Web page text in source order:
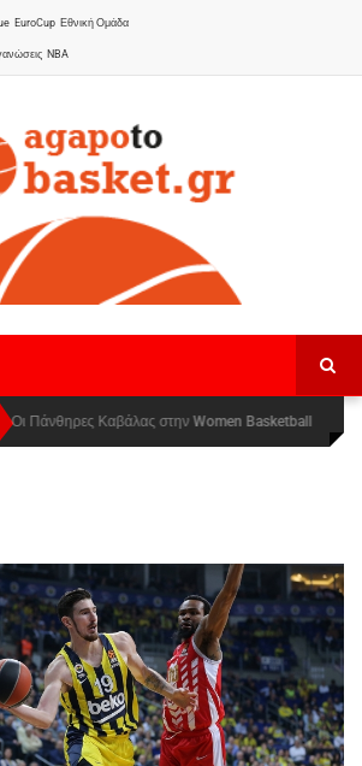
EuroCup Εθνική Ομάδα
NBA
Οι Πάνθηρες Καβάλας στην Women Basketball
League 1
Αναχώρησε για τα Γιάννενα η Εθνική Γυναικών